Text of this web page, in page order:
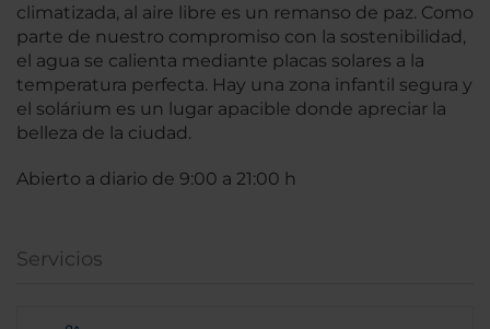
climatizada, al aire libre es un remanso de paz. Como
parte de nuestro compromiso con la sostenibilidad,
el agua se calienta mediante placas solares a la
temperatura perfecta. Hay una zona infantil segura y
el solárium es un lugar apacible donde apreciar la
belleza de la ciudad.
Abierto a diario de 9:00 a 21:00 h
Servicios